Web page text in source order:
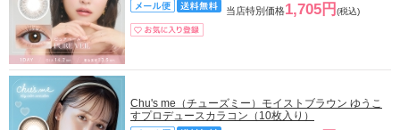
当店特別価格1,705円 (税込)
Chu's me（チューズミー）モイストブラウン ゆうこ
すプロデュースカラコン（10枚入り）